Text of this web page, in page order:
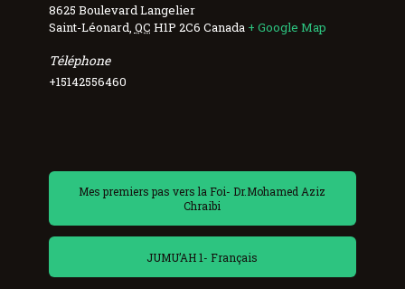
8625 Boulevard Langelier
Saint-Léonard QC H1P 2C6 Canada + Google Map
Téléphone
+15142556460
Mes premiers pas vers la Foi- Dr.Mohamed Aziz
Chraibi
JUMU’AH 1- Français